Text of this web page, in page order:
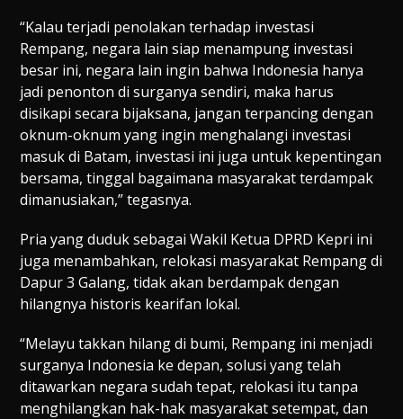
“Kalau terjadi penolakan terhadap investasi
Rempang, negara lain siap menampung investasi
besar ini, negara lain ingin bahwa Indonesia hanya
jadi penonton di surganya sendiri, maka harus
disikapi secara bijaksana, jangan terpancing dengan
oknum-oknum yang ingin menghalangi investasi
masuk di Batam, investasi ini juga untuk kepentingan
bersama, tinggal bagaimana masyarakat terdampak
dimanusiakan,” tegasnya.
Pria yang duduk sebagai Wakil Ketua DPRD Kepri ini
juga menambahkan, relokasi masyarakat Rempang di
Dapur 3 Galang, tidak akan berdampak dengan
hilangnya historis kearifan lokal.
“Melayu takkan hilang di bumi, Rempang ini menjadi
surganya Indonesia ke depan, solusi yang telah
ditawarkan negara sudah tepat, relokasi itu tanpa
menghilangkan hak-hak masyarakat setempat, dan